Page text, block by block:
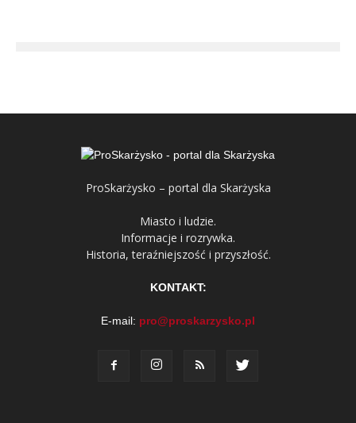
ProSkarżysko – portal dla Skarżyska
Miasto i ludzie.
Informacje i rozrywka.
Historia, teraźniejszość i przyszłość.
KONTAKT:
E-mail: pro@proskarzysko.pl